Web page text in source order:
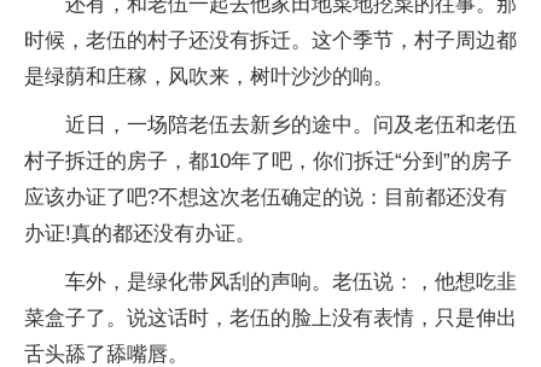
时候，老伍的村子还没有拆迁。这个季节，村子周边都
是绿荫和庄稼，风吹来，树叶沙沙的响。
近日，一场陪老伍去新乡的途中。问及老伍和老伍
村子拆迁的房子，都10年了吧，你们拆迁“分到”的房子
应该办证了吧?不想这次老伍确定的说：目前都还没有
办证!真的都还没有办证。
车外，是绿化带风刮的声响。老伍说：，他想吃韭
菜盒子了。说这话时，老伍的脸上没有表情，只是伸出
舌头舔了舔嘴唇。